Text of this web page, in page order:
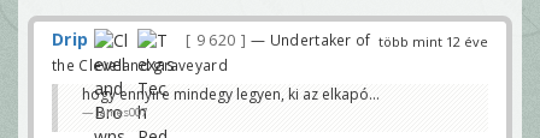
több mint 12 éve
Drip 9 620
— Undertaker of
the Cleveland graveyard
hogy ennyire mindegy legyen, ki az elkapó...
James007